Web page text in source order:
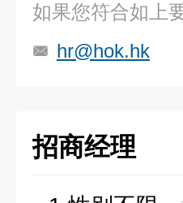
如果您符合如上
hr@hok.hk
招商经理